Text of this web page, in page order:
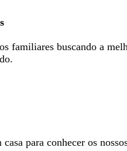
familiares buscando a
para conhecer os